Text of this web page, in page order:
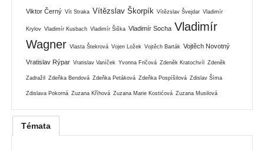
Viktor Černý Vít Straka Vítězslav Škorpík Vítězslav Švejdar Vladimír
Krylov Vladimír Kusbach Vladimír Šiška Vladimír Socha Vladimír
Wagner Vlasta Štekrová Vojen Ložek Vojtěch Barták Vojtěch Novotný
Vratislav Rýpar Vratislav Vaníček Yvonna Fričová Zdeněk Kratochvíl Zdeněk
Zadražil Zdeňka Bendová Zdeňka Petáková Zdeňka Pospíšilová Zdislav Šíma
Zdislava Pokorná Zuzana Kříhová Zuzana Marie Kostićová Zuzana Musilová
Témata